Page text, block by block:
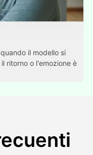
il modello si
ritorno o l'emozione è